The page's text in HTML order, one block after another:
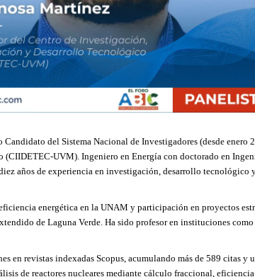
del Sistema Nacional de Investigadores (desde enero
UVM). Ingeniero en Energía con doctorado en
años de experiencia en investigación, desarrollo tecnológico
energética en la UNAM y participación en proyectos
de Laguna Verde. Ha sido profesor en instituciones
en revistas indexadas Scopus, acumulando más de 589 citas y
de reactores nucleares mediante cálculo fraccional,